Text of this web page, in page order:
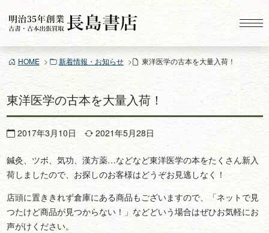
ン
ツ
ス
キ
プ
HOME 新着情報・お知らせ 東洋医学の古本を大量入荷！
東洋医学の古本を大量入荷！
2017年3月10日 2021年5月28日
鍼灸、ツボ、気功、漢方薬…などなど東洋医学の本をたくさん新入
荷しましたので、お探しのお客様はどうぞお見逃しなく！
店頭に置ききれず倉庫にある商品もございますので、「ネットで見
つたけど商品が見つからない！」などどいう場合はぜひお気軽にお
声がけください。